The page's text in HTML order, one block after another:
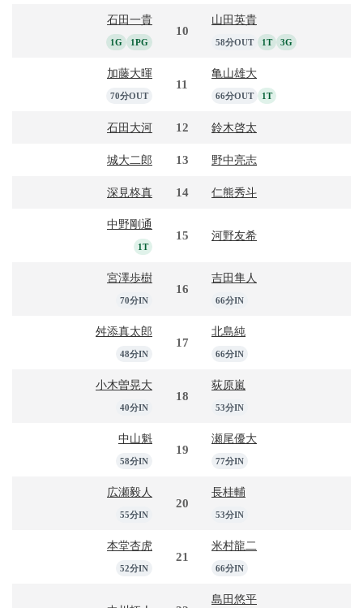
石田一貴
1G 1PG
10
山田英貴
58分OUT 1T 3G
加藤大暉
70分OUT
11
亀山雄大
66分OUT 1T
石田大河 12 鈴木啓太
城大二郎 13 野中亮志
深見柊真 14 仁熊秀斗
中野剛通
1T
15 河野友希
宮澤歩樹
70分IN
16
吉田隼人
66分IN
舛添真太郎
48分IN
17
北島純
66分IN
小木曽晃大
40分IN
18
荻原嵐
53分IN
中山魁
58分IN
19
瀬尾優大
77分IN
広瀬毅人
55分IN
20
長桂輔
53分IN
本堂杏虎
52分IN
21
米村龍二
66分IN
島田悠平